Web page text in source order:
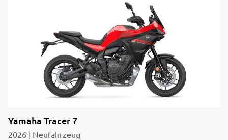
Yamaha Tracer 7
2026 | Neufahrzeug